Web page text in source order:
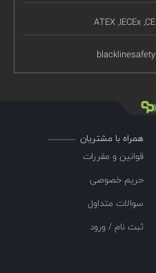
ATEX ,IECEx ,CE
blacklinesafety
همراه با مشتریان
قوانین و مقررات
حریم خصوصی
سوالات متداول
ثبت نام / ورود